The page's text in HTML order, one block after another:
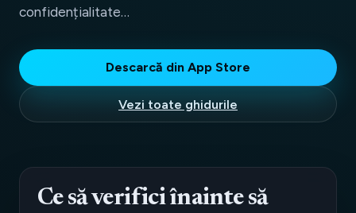
confidențialitate…
Descarcă din App Store
Vezi toate ghidurile
Ce să verifici înainte să